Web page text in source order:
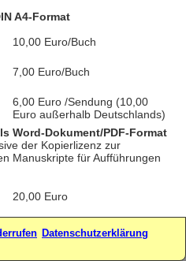
A4-Format
10,00 Euro/Buch
7,00 Euro/Buch
6,00 Euro /Sendung (10,00
Euro außerhalb Deutschlands)
Word-Dokument/PDF-Format
der Kopierlizenz zur
Manuskripte für Aufführungen
20,00 Euro
14,00 Euro
Datenschutzerklärung